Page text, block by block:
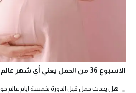
الاسبوع 36 من الحمل يعني أي شهر عالم حواء
هل يحدث حمل قبل الدورة بخمسة ايام عالم